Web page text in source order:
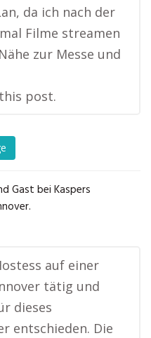
da ich nach der
Filme streamen
zur Messe und
post.
Gast bei Kaspers
auf einer
tätig und
dieses
entschieden. Die